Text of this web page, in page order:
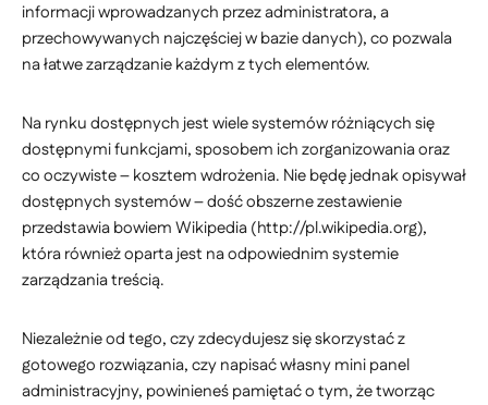
informacji wprowadzanych przez administratora, a
przechowywanych najczęściej w bazie danych), co pozwala
na łatwe zarządzanie każdym z tych elementów.
Na rynku dostępnych jest wiele systemów różniących się
dostępnymi funkcjami, sposobem ich zorganizowania oraz
co oczywiste – kosztem wdrożenia. Nie będę jednak opisywał
dostępnych systemów – dość obszerne zestawienie
przedstawia bowiem Wikipedia (http://pl.wikipedia.org),
która również oparta jest na odpowiednim systemie
zarządzania treścią.
Niezależnie od tego, czy zdecydujesz się skorzystać z
gotowego rozwiązania, czy napisać własny mini panel
administracyjny, powinieneś pamiętać o tym, że tworząc